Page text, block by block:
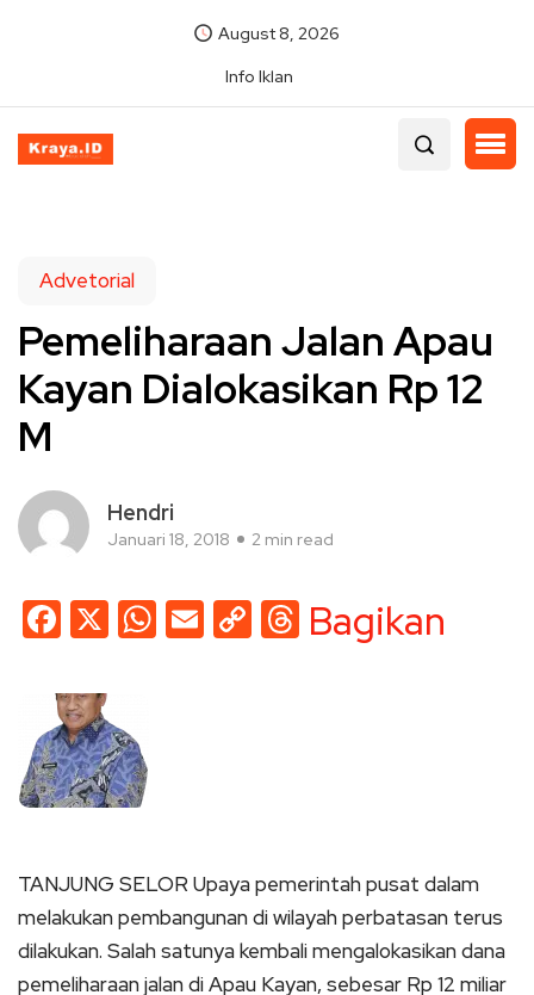
August 8, 2026
Info Iklan
Advetorial
Pemeliharaan Jalan Apau
Kayan Dialokasikan Rp 12
M
Hendri
Januari 18, 2018 2 min read
Facebook
X WhatsApp
EmailCopyThreads
Bagikan
TANJUNG SELOR Upaya pemerintah pusat dalam
melakukan pembangunan di wilayah perbatasan terus
dilakukan. Salah satunya kembali mengalokasikan dana
pemeliharaan jalan di Apau Kayan, sebesar Rp 12 miliar